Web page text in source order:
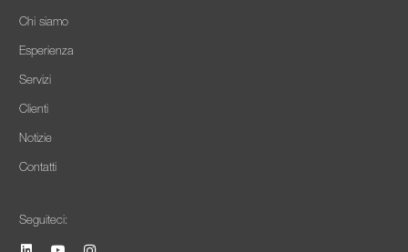
Chi siamo
Esperienza
Servizi
Clienti
Notizie
Contatti
Seguiteci: